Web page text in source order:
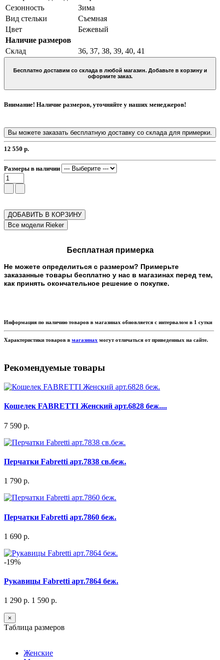
Сезонность
Зима
Вид стельки
Съемная
Цвет
Бежевый
Наличие размеров
Склад
36, 37, 38, 39, 40, 41
Бесплатно доставим со склада в любой магазин. Добавьте в корзину и
оформите заказ.
Внимание! Наличие размеров, уточняйте у наших менеджеров!
Вы можете заказать бесплатную доставку со склада для примерки.
12 550 р.
Размеры в наличии
ДОБАВИТЬ В КОРЗИНУ
Бесплатная примерка
Не можете определиться с размером? Примерьте
заказанные товары бесплатно у нас в магазинах перед тем,
как принять окончательное решение о покупке.
Информация по наличию товаров в магазинах обновляется с интервалом в 1 сутки
Характеристики товаров в магазинах могут отличаться от приведенных на сайте.
Рекомендуемые товары
Кошелек FABRETTI Женский арт.6828 беж....
7 590 р.
Перчатки Fabretti арт.7838 св.беж.
1 790 р.
Перчатки Fabretti арт.7860 беж.
1 690 р.
-19%
Рукавицы Fabretti арт.7864 беж.
1 290 р. 1 590 р.
×
Таблица размеров
Женские